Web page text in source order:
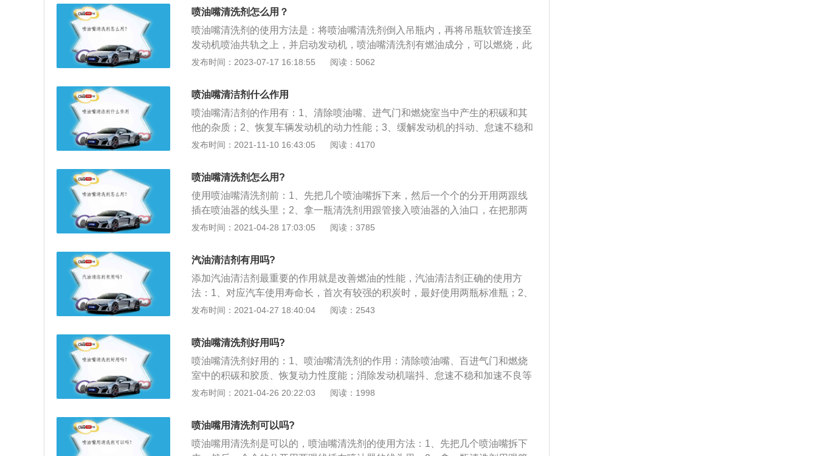
通点火开关，启动发动机，直至喷油嘴清洁剂完全消耗、发动机自动熄火为止
（此期间需10分钟左右），这时便完成了全车喷油器的清洗；6、与安装顺序反
向操作，拆除压力清洗罐，拆下的接头、表具、连接管，连接进油管、真空阀，
连接油泵电路，恢复原车的供油状态。
喷油嘴清洗剂怎么用？
喷油嘴清洗剂的使用方法是：将喷油嘴清洗剂倒入吊瓶内，再将吊瓶软管连接至
发动机喷油共轨之上，并启动发动机，喷油嘴清洗剂有燃油成分，可以燃烧，此
时喷油嘴清洗剂便会由喷油嘴喷入燃烧室，而在清洗剂经过喷油嘴的同时，即可
线圈通电时，产生吸力，针阀就会被吸起，然后打开喷孔，燃油经针阀头部的轴
针与喷孔之间的环形间隙高速喷出，形成雾状，利于燃烧充分。
发布时间：2023-07-17 16:18:55 阅读：5062
喷油嘴清洁剂什么作用
喷油嘴清洁剂的作用有：1、清除喷油嘴、进气门和燃烧室当中产生的积碳和其
他的杂质；2、恢复车辆发动机的动力性能；3、缓解发动机的抖动、怠速不稳和
加速不良等等现象；4、改善燃烧、节省燃油、降低有害气体排放；5、润滑和保
的使用方法是：1、首先需要配合车辆燃油系统清洗设备进行工作，建议不要让
喷油嘴清洁剂单独的进行清洗工作；2、在使用喷油嘴清洁剂的时候，直接加注
在车辆的燃油箱内，并且每加注一瓶喷油嘴清洁剂就需要同时加注60L-80L左右
的油液；3、当车辆的行驶里程每达到10000-20000公里左右的时候就建议使用喷
油嘴清洁剂对车辆进行一次清洗，保持车辆运转的高效性。
发布时间：2021-11-10 16:43:05 阅读：4170
喷油嘴清洗剂怎么用?
使用喷油嘴清洗剂前：1、先把几个喷油嘴拆下来，然后一个个的分开用两跟线
插在喷油器的线头里；2、拿一瓶清洗剂用跟管接入喷油器的入油口，在把那两
条线搭在电池上一条正一条负，进气歧管拆下来；3、把上面的传感器都拆下
发布时间：2021-04-28 17:03:05 阅读：3785
汽油清洁剂有用吗?
添加汽油清洁剂最重要的作用就是改善燃油的性能，汽油清洁剂正确的使用方
法：1、对应汽车使用寿命长，首次有较强的积炭时，最好使用两瓶标准瓶；2、
如果是新车，第一次使用时最好只用一瓶，或每行驶5000-8000公里进行一次使
4、如果容积为50-60升的汽车，每瓶最好使用一次，如果连续使用3瓶以上，就
会出现动力性能有所下降，继续使用3瓶的话，使用周期一般为1000-2000公里。
发布时间：2021-04-27 18:40:04 阅读：2543
喷油嘴清洗剂好用吗?
喷油嘴清洗剂好用的：1、喷油嘴清洗剂的作用：清除喷油嘴、百进气门和燃烧
室中的积碳和胶质、恢复动力性度能；消除发动机喘抖、怠速不稳和加速不良等
故障；2、改善燃烧、节知省燃油、降低有害气体排放；润滑道和保护燃油系统
备及专用接头配合使用。权。
发布时间：2021-04-26 20:22:03 阅读：1998
喷油嘴用清洗剂可以吗?
喷油嘴用清洗剂是可以的，喷油嘴清洗剂的使用方法：1、先把几个喷油嘴拆下